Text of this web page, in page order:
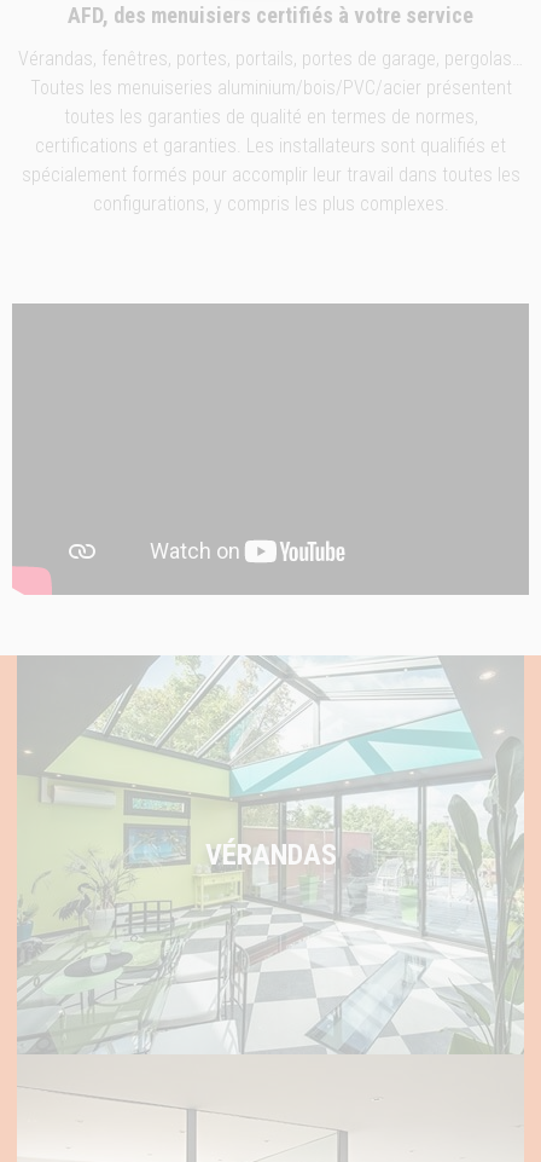
AFD, des menuisiers certifiés à votre service
Vérandas, fenêtres, portes, portails, portes de garage, pergolas…
Toutes les menuiseries aluminium/bois/PVC/acier présentent
toutes les garanties de qualité en termes de normes,
certifications et garanties. Les installateurs sont qualifiés et
spécialement formés pour accomplir leur travail dans toutes les
configurations, y compris les plus complexes.
VÉRANDAS